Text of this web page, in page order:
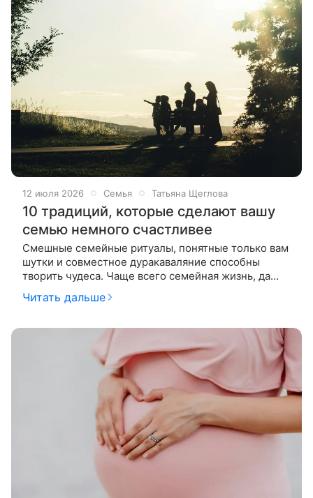
12 июля 2026 Семья Татьяна Щеглова
10 традиций, которые сделают вашу
семью немного счастливее
Смешные семейные ритуалы, понятные только вам
шутки и совместное дуракаваляние способны
творить чудеса. Чаще всего семейная жизнь, да
менее бесконечной
Читать дальше